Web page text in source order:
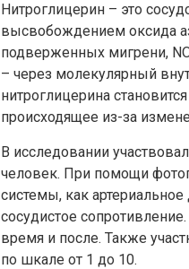
Нитроглицерин – это
высвобождением оксида
подверженных мигрени,
– через молекулярный
нитроглицерина
происходящее из-за
В исследовании
человек. При помощи
системы, как
сосудистое
время и после. Также
по шкале от 1 до 10.